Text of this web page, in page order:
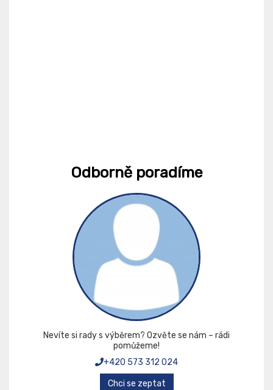
Odborně poradíme
Nevíte si rady s výběrem? Ozvěte se nám – rádi
pomůžeme!
+420 573 312 024
Chci se zeptat